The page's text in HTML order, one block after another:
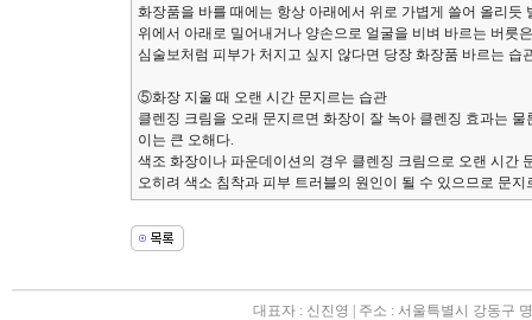
화장품을 바를 때에는 항상 아래에서 위로 가볍게 쓸어 올리듯
위에서 아래로 밀어내거나 양손으로 얼굴을 비벼 바르는 버릇
심술보처럼 피부가 처지고 싶지 않다면 당장 화장품 바르는 습
⑤화장 지울 때 오랜 시간 문지르는 습관
클렌징 크림을 오래 문지르면 화장이 잘 녹아 클렌징 효과는
이는 큰 오해다.
색조 화장이나 파운데이션의 경우 클렌징 크림으로 오랜 시간
오히려 색소 침착과 피부 트러블의 원인이 될 수 있으므로 문
대표자 : 신진영 | 주소 : 서울특별시 강동구